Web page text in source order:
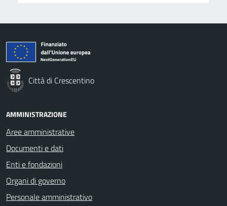
Città di Crescentino
AMMINISTRAZIONE
Aree amministrative
Documenti e dati
Enti e fondazioni
Organi di governo
Personale amministrativo